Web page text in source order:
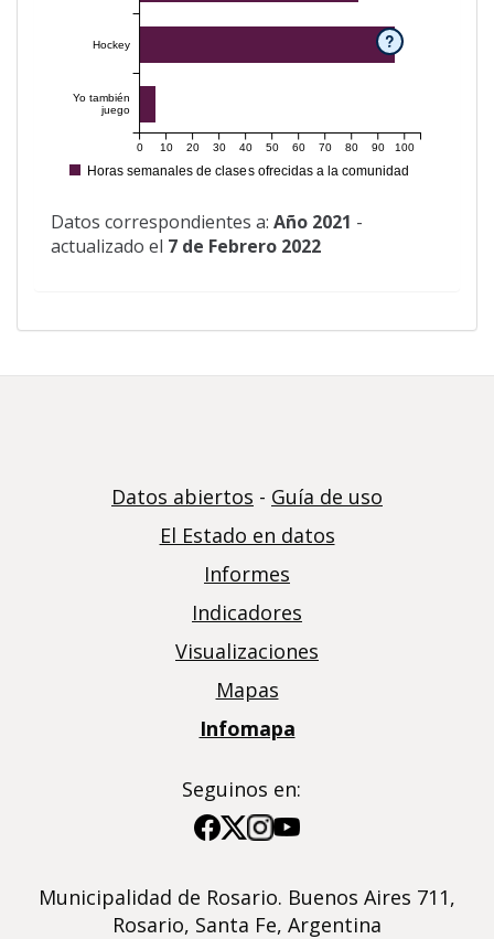
Hockey
Yo también
juego
0 10 20 30 40 50 60 70 80 90 100
Horas semanales de clases ofrecidas a la comunidad
?
Datos correspondientes a: Año 2021 -
actualizado el 7 de Febrero 2022
Datos abiertos - Guía de uso
El Estado en datos
Informes
Indicadores
Visualizaciones
Mapas
Infomapa
Seguinos en:
Imagen
Imagen
Imagen
Imagen
Municipalidad de Rosario. Buenos Aires 711,
Rosario, Santa Fe, Argentina